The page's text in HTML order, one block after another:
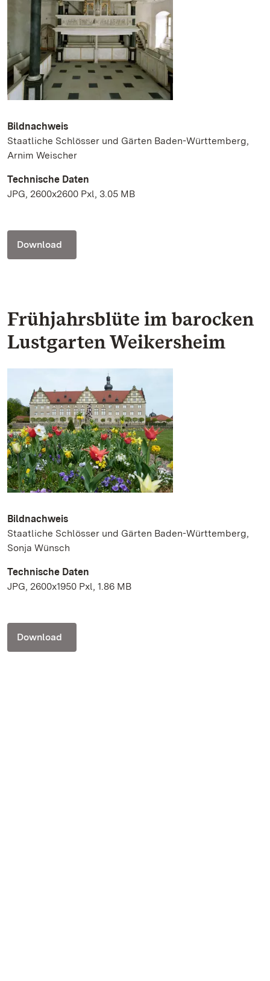
Bildnachweis
Staatliche Schlösser und Gärten Baden-Württemberg,
Arnim Weischer
Technische Daten
JPG, 2600x2600 Pxl, 3.05 MB
Download
Frühjahrsblüte im barocken
Lustgarten Weikersheim
Bildnachweis
Staatliche Schlösser und Gärten Baden-Württemberg,
Sonja Wünsch
Technische Daten
JPG, 2600x1950 Pxl, 1.86 MB
Download